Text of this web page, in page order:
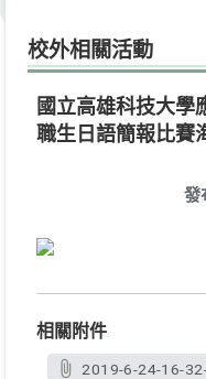
校外相關活動
國立高雄科技大學
職生日語簡報比賽
發
相關附件
2019-6-24-16-